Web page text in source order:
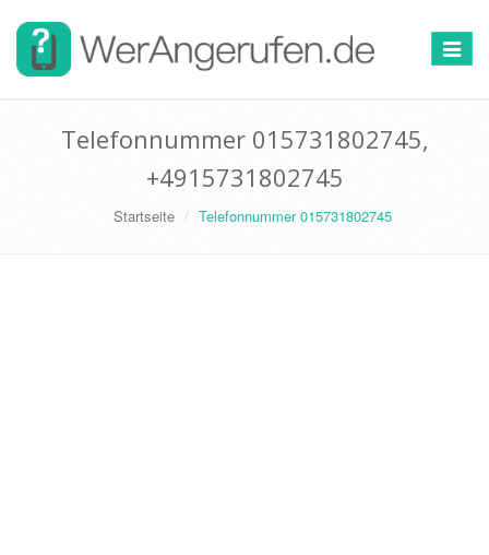
Toggle
Telefonnummer 015731802745,
+4915731802745
Startseite Telefonnummer 015731802745